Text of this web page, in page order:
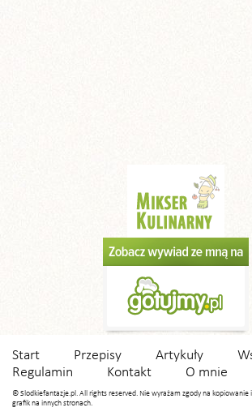
Start Przepisy Artykuły
Regulamin
Kontakt O mnie
© Slodkiefantazje.pl. All rights reserved. Nie wyrażam zgody na kopiowanie
grafik na innych stronach.